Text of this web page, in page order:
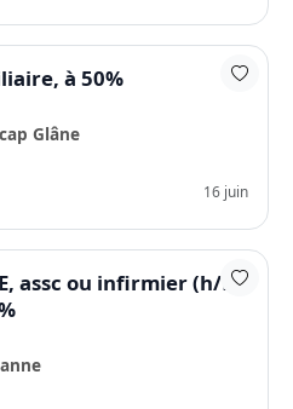
à 50%
Glâne
16 juin
assc ou infirmier (h/f)